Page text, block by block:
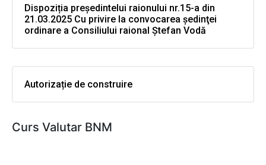
Dispoziția președintelui raionului nr.15-a din
21.03.2025 Cu privire la convocarea şedinţei
ordinare a Consiliului raional Ştefan Vodă
Autorizație de construire
Curs Valutar BNM